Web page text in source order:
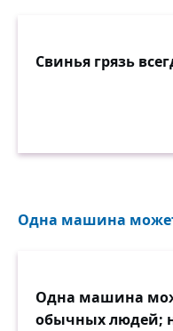
Свинья грязь
Одна машина
Одна машина
обычных людей;